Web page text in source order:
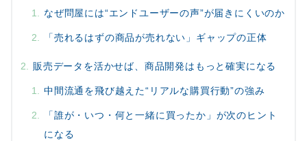
なぜ問屋には“エンドユーザーの声”が届きにくいのか
「売れるはずの商品が売れない」ギャップの正体
販売データを活かせば、商品開発はもっと確実になる
中間流通を飛び越えた“リアルな購買行動”の強み
「誰が・いつ・何と一緒に買ったか」が次のヒント
になる